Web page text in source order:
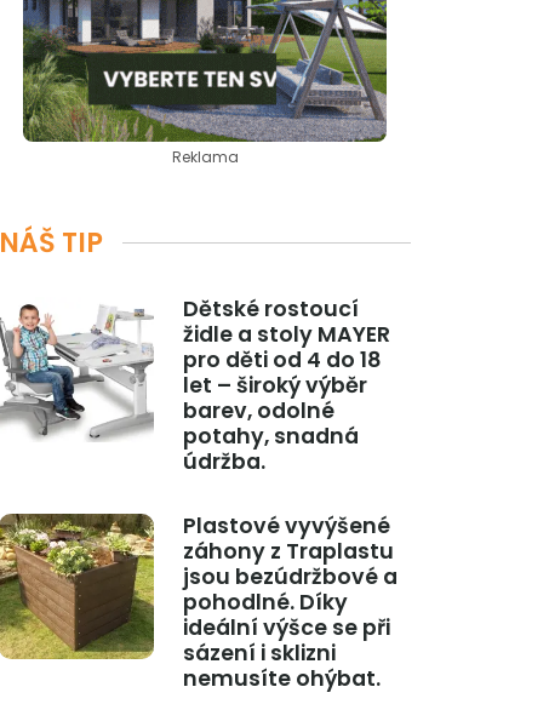
Reklama
NÁŠ TIP
Dětské rostoucí
židle a stoly MAYER
pro děti od 4 do 18
let – široký výběr
barev, odolné
potahy, snadná
údržba.
Plastové vyvýšené
záhony z Traplastu
jsou bezúdržbové a
pohodlné. Díky
ideální výšce se při
sázení i sklizni
nemusíte ohýbat.